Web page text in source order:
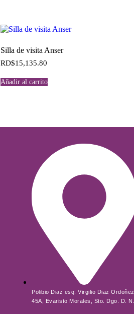
Silla de visita Anser
RD$15,135.80
Añadir al carrito
Polibio Diaz esq. Virgilio Diaz Ordoñez
45A, Evaristo Morales, Sto. Dgo. D. N.